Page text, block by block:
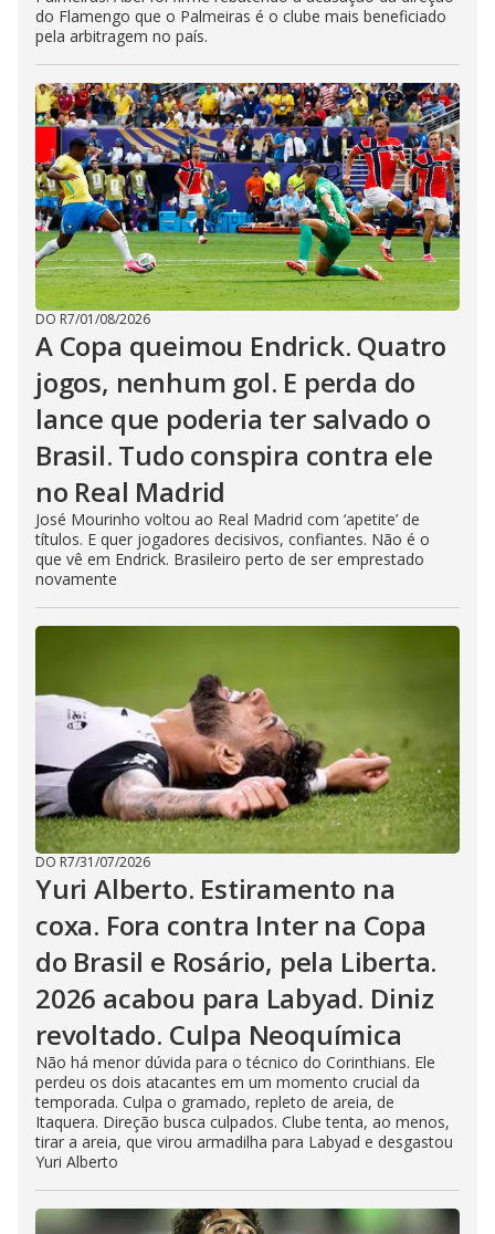
do Flamengo que o Palmeiras é o clube mais beneficiado
pela arbitragem no país.
DO R7/01/08/2026
A Copa queimou Endrick. Quatro
jogos, nenhum gol. E perda do
lance que poderia ter salvado o
Brasil. Tudo conspira contra ele
no Real Madrid
José Mourinho voltou ao Real Madrid com ‘apetite’ de
títulos. E quer jogadores decisivos, confiantes. Não é o
que vê em Endrick. Brasileiro perto de ser emprestado
novamente
DO R7/31/07/2026
Yuri Alberto. Estiramento na
coxa. Fora contra Inter na Copa
do Brasil e Rosário, pela Liberta.
2026 acabou para Labyad. Diniz
revoltado. Culpa Neoquímica
Não há menor dúvida para o técnico do Corinthians. Ele
perdeu os dois atacantes em um momento crucial da
temporada. Culpa o gramado, repleto de areia, de
Itaquera. Direção busca culpados. Clube tenta, ao menos,
tirar a areia, que virou armadilha para Labyad e desgastou
Yuri Alberto